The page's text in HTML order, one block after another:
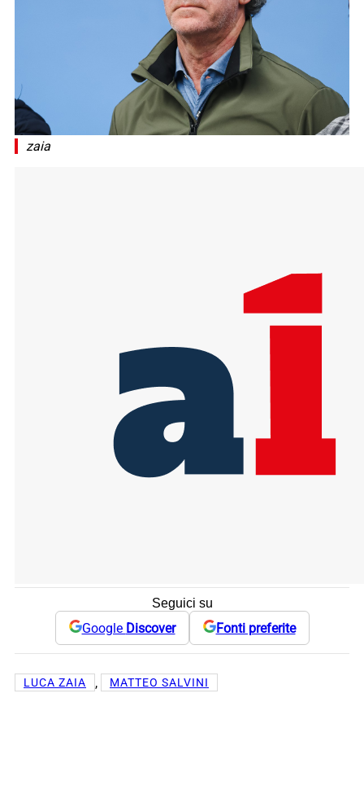
zaia
Seguici su
Google Discover Fonti preferite
LUCA ZAIA , MATTEO SALVINI